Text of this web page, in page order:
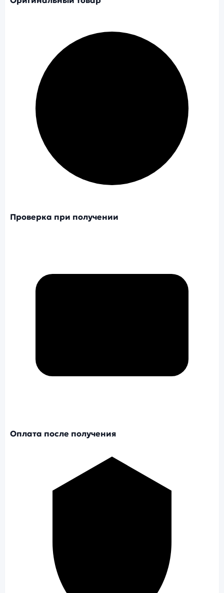
Проверка при получении
Оплата после получения